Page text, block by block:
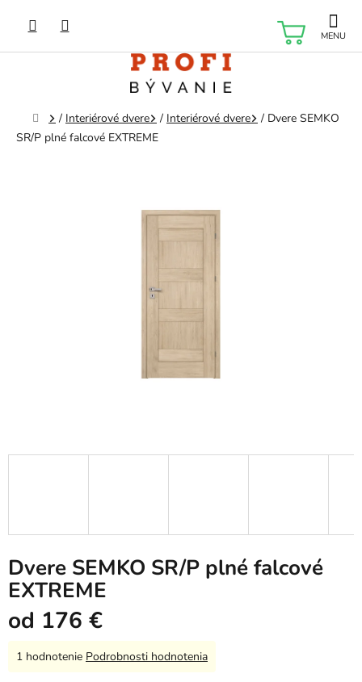
obsah
Domov
/ Interiérové dvere / Interiérové dvere / Dvere SEMKO
SR/P plné falcové EXTREME
Dvere SEMKO SR/P plné falcové
EXTREME
od 176 €
Priemerné
1 hodnotenie Podrobnosti hodnotenia